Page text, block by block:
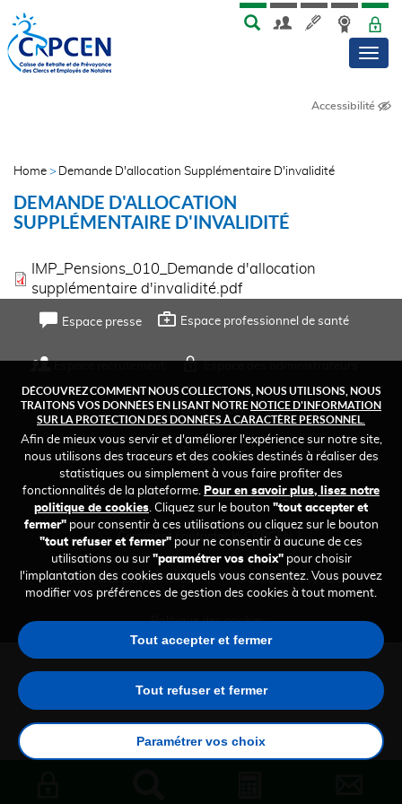
Skip
to
main
Aller
au
contenu
principal
MENU
Accessibilité
D'ARIANE
Home Demande D'allocation Supplémentaire D'invalidité
DEMANDE D'ALLOCATION
SUPPLÉMENTAIRE D'INVALIDITÉ
IMP_Pensions_010_Demande d'allocation
supplémentaire d'invalidité.pdf
FOOTEREspace presse Espace professionnel de santé
Espace ARSN
FOOTER
MENU
Accessibilité Rechercher Glossaire
Plan du site Mentions légales
Comment contacter la CRPCEN ?
Données personnelles Gestion des cookies
Politique des cookies
DÉCOUVREZ COMMENT NOUS COLLECTONS, NOUS UTILISONS, NOUS
TRAITONS VOS DONNÉES EN LISANT NOTRENOTICE D'INFORMATION
SUR LA PROTECTION DES DONNÉES À CARACTÈRE PERSONNEL.
Afin de mieux vous servir et d'améliorer l'expérience sur notre site,
nous utilisons des traceurs et des cookies destinés à réaliser des
statistiques ou simplement à vous faire profiter des
fonctionnalités de la plateforme. Pour en savoir plus, lisez notre
politique de cookies. Cliquez sur le bouton "tout accepter et
fermer"pour consentir à ces utilisations ou cliquez sur le bouton
"tout refuser et fermer" pour ne consentir à aucune de ces
utilisations ou sur "paramétrer vos choix"pour choisir
l'implantation des cookies auxquels vous consentez. Vous pouvez
modifier vos préférences de gestion des cookies à tout moment.
Tout accepter et fermer
Tout refuser et fermer
Paramétrer vos choix